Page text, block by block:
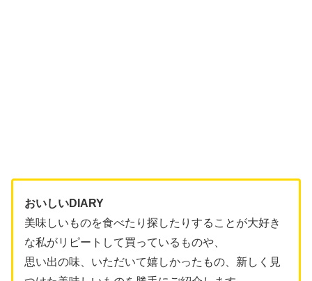
おいしいDIARY
美味しいものを食べたり探したりすることが大好き
な私がリピートして買っているものや、
思い出の味、いただいて嬉しかったもの、新しく見